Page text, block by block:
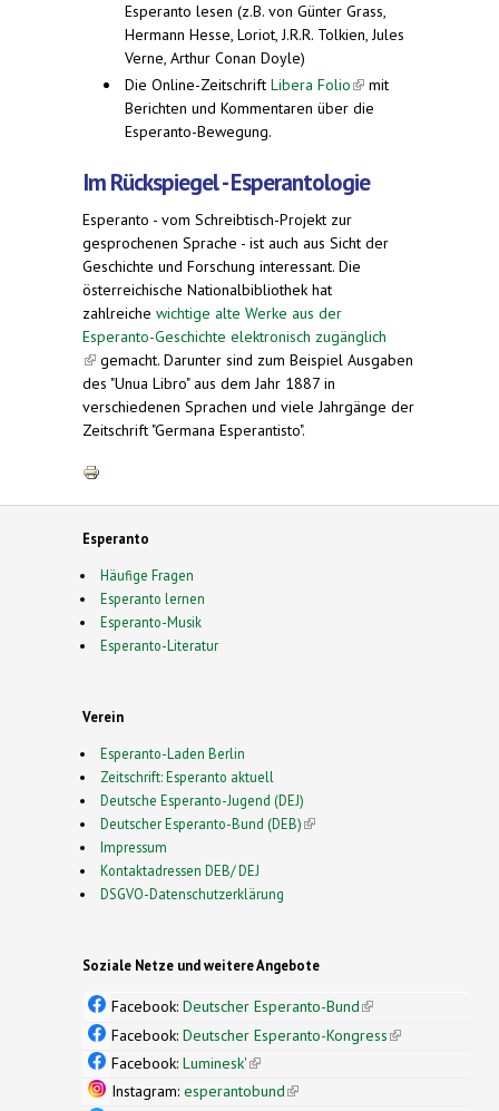
Esperanto lesen (z.B. von Günter Grass,
Hermann Hesse, Loriot, J.R.R. Tolkien, Jules
Verne, Arthur Conan Doyle)
Die Online-Zeitschrift Libera Folio(link is
external)
mit
Berichten und Kommentaren über die
Esperanto-Bewegung.
Im Rückspiegel - Esperantologie
Esperanto - vom Schreibtisch-Projekt zur
gesprochenen Sprache - ist auch aus Sicht der
Geschichte und Forschung interessant. Die
österreichische Nationalbibliothek hat
zahlreiche wichtige alte Werke aus der
Esperanto-Geschichte elektronisch zugänglich
(link is external)
gemacht. Darunter sind zum Beispiel Ausgaben
des "Unua Libro" aus dem Jahr 1887 in
verschiedenen Sprachen und viele Jahrgänge der
Zeitschrift "Germana Esperantisto".
Esperanto
Häufige Fragen
Esperanto lernen
Esperanto-Musik
Esperanto-Literatur
Verein
Esperanto-Laden Berlin
Zeitschrift: Esperanto aktuell
Deutsche Esperanto-Jugend (DEJ)
Deutscher Esperanto-Bund (DEB)(link is external)
Impressum
Kontaktadressen DEB/ DEJ
DSGVO-Datenschutzerklärung
Soziale Netze und weitere Angebote
Facebook: Deutscher Esperanto-Bund(link is
external)
Facebook: Deutscher Esperanto-Kongress(link is
Facebook: Luminesk'(link is external)
Instagram: esperantobund(link is external)